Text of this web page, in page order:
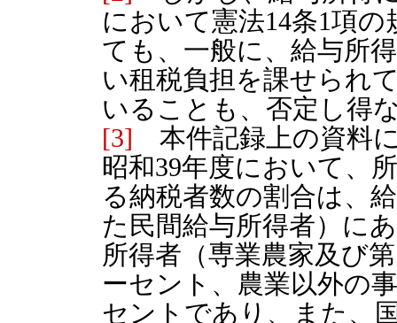
において憲法14条1項
ても、一般に、給与所
い租税負担を課せられ
いることも、否定し得
[3] 本件記録上の資料
昭和39年度において、
る納税者数の割合は、
た民間給与所得者）に
所得者（専業農家及び
ーセント、農業以外の
セントであり、また、